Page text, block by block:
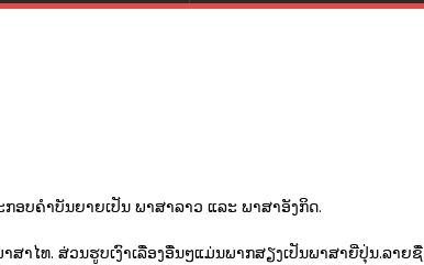
ກອບຄຳບັນຍາຍເປັນ ພາສາລາວ ແລະ ພາສາອັງກິດ.
າສາໄທ. ສ່ວນຮູບເງົາເລື່ອງອື່ນໆແມ່ນພາກສຽງເປັນພາສາຍີ່ປຸ່ນ.ລາຍຊື່່